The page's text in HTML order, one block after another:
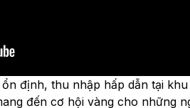
định, thu nhập hấp dẫn tại
đến cơ hội vàng cho những